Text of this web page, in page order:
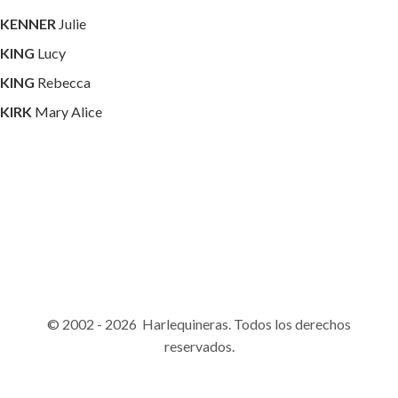
KENNER Julie
KING Lucy
KING Rebecca
KIRK Mary Alice
© 2002 - 2026 Harlequineras. Todos los derechos
reservados.